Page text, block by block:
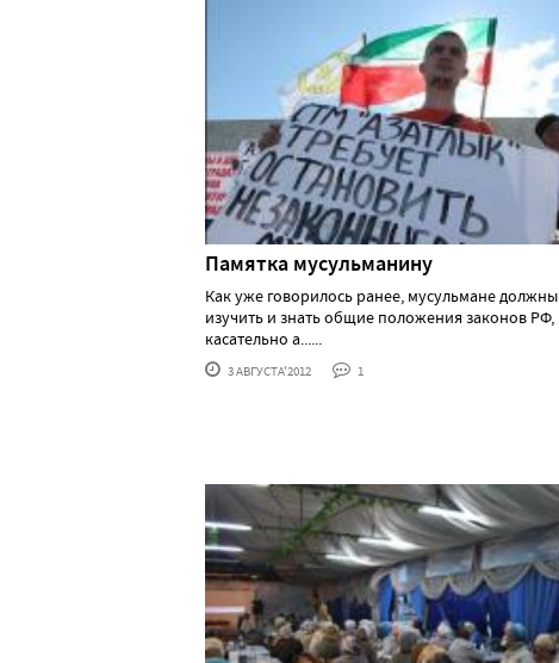
Памятка мусульманину
Как уже говорилось ранее, мусульмане должны
изучить и знать общие положения законов РФ,
касательно а......
3 АВГУСТА'2012 1